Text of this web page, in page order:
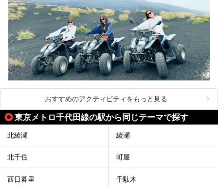
おすすめのアクティビティをもっと見る
東京メトロ千代田線の駅から同じテーマで探す
北綾瀬 綾瀬
北千住 町屋
西日暮里 千駄木